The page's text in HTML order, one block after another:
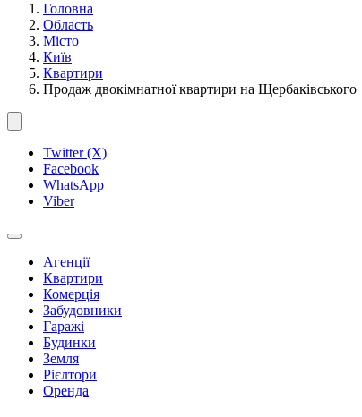
Головна
Область
Місто
Київ
Квартири
Продаж двокімнатної квартири на Щербаківського
Twitter (X)
Facebook
WhatsApp
Viber
Агенції
Квартири
Комерція
Забудовники
Гаражі
Будинки
Земля
Рієлтори
Оренда